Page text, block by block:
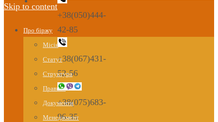
+38(050)444-
42-85
+38(067)431-
52-56
+38(075)683-
96-35
Skip to content
Про біржу
Місія
Статут
Структура
Правила
Документи
Менеджмент